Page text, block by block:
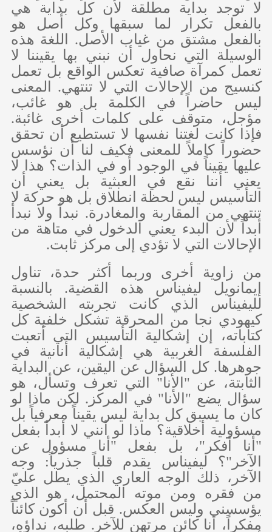
لا توجد بداية مطلقة لأن كل بداية هي
بالفعل تكرار لما سبقها وكل أصل هو
بالفعل مشتق من غياب الأصل. اللغة هذه
الوسيلة التي نحاول أن نبني بها يقيننا لا
تعمل كمرآة صافية تعكس الواقع بل تعمل
كنسيج من الإحالات التي لا تنتهي. المعنى
ليس حاضراً في الكلمة بل هو غائب،
مؤجل، متوقف على كلمات أخرى غائبة.
فإذا كانت لغتنا نفسها لا تستطيع أن تحقق
حضوراً كاملاً للمعنى فكيف لنا أن نؤسس
عليها يقيناً في الوجود أو في الذات؟ هذا لا
يعني أننا نقع في العبثية بل يعني أن
التأسيس ليس لحظة انطلاق بل هو حركة لا
تنتهي من المقاربة والمغادرة. نبدأ ولا نبدأ
أبداً لأن البدء يعني الدخول في متاهة من
الإحالات التي لا تؤدي إلى مركز ثابت.
من زاوية أخرى وربما أكثر حدة، تناول
إيمانويل ليفيناس هذه القضية. بالنسبة
لليفيناس الذي كانت تجربته الشخصية
كيهودي نجا من المحرقة تشكل خلفية كل
كتاباته، إن إشكالية التأسيس التي أتعبت
الفلسفة الغربية هي إشكالية أنانية في
جوهرها. كل السؤال عن اليقين، عن البداية
الثابتة، عن "الأنا" التي تعرف وتسأل، هو
سؤال يضع "الأنا" في المركز. لكن ماذا لو
كان ما يسبق كل بداية ليس يقيناً معرفياً بل
مسؤولية أخلاقية؟ ماذا لو أنني لا أبدأ بفعل
"أنا أفكر"، بل بفعل "أنا مسؤول عن
الآخر"؟ ليفيناس يقدم قلباً جذرياً: وجه
الآخر، ذلك الوجه العاري الذي يطل عليّ
من فقره ومن موته المحتمل، هو الذي
يؤسسني وليس العكس. قبل أن أكون كائناً
مفكراً، أنا كائن مرتهن للآخر. طلبه، نداؤه،